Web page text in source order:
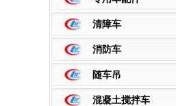
清障车
消防车
随车吊
混凝土搅拌车